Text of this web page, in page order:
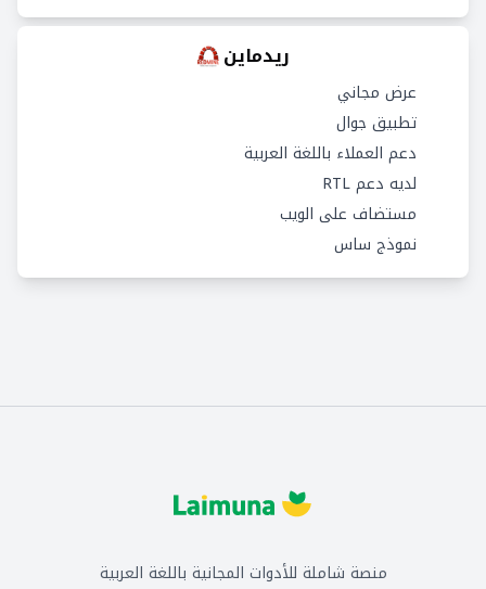
ريدماين
عرض مجاني
تطبيق جوال
دعم العملاء باللغة العربية
لديه دعم RTL
مستضاف على الويب
نموذج ساس
منصة شاملة للأدوات المجانية باللغة العربية